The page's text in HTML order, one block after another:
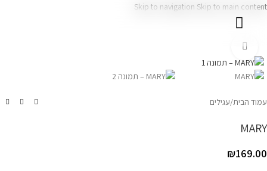
Skip to navigation Skip to main content
עמוד הבית/עגילים
MARY
₪169.00